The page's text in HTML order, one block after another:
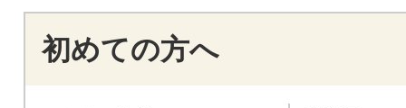
初めての方へ